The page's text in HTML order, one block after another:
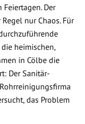
Feiertagen. Der
nur Chaos. Für
heimischen,
in Cölbe die
Der Sanitär-
das Problem